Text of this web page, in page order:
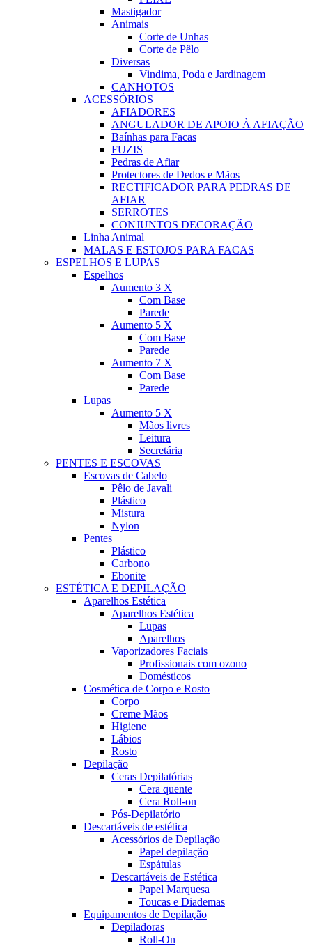
Mastigador
Animais
Corte de Unhas
Corte de Pêlo
Diversas
Vindima, Poda e Jardinagem
CANHOTOS
ACESSÓRIOS
AFIADORES
ANGULADOR DE APOIO À AFIAÇÃO
Baínhas para Facas
FUZIS
Pedras de Afiar
Protectores de Dedos e Mãos
RECTIFICADOR PARA PEDRAS DE
AFIAR
SERROTES
CONJUNTOS DECORAÇÃO
Linha Animal
MALAS E ESTOJOS PARA FACAS
ESPELHOS E LUPAS
Espelhos
Aumento 3 X
Com Base
Parede
Aumento 5 X
Com Base
Parede
Aumento 7 X
Com Base
Parede
Lupas
Aumento 5 X
Mãos livres
Leitura
Secretária
PENTES E ESCOVAS
Escovas de Cabelo
Pêlo de Javali
Plástico
Mistura
Nylon
Pentes
Plástico
Carbono
Ebonite
ESTÉTICA E DEPILAÇÃO
Aparelhos Estética
Aparelhos Estética
Lupas
Aparelhos
Vaporizadores Faciais
Profissionais com ozono
Domésticos
Cosmética de Corpo e Rosto
Corpo
Creme Mãos
Higiene
Lábios
Rosto
Depilação
Ceras Depilatórias
Cera quente
Cera Roll-on
Pós-Depilatório
Descartáveis de estética
Acessórios de Depilação
Papel depilação
Espátulas
Descartáveis de Estética
Papel Marquesa
Toucas e Diademas
Equipamentos de Depilação
Depiladoras
Roll-On